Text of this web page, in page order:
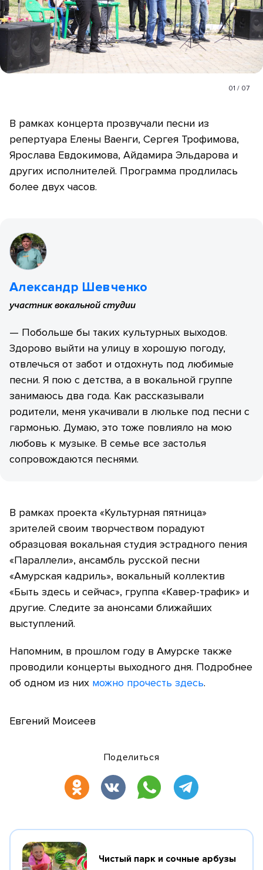
01 / 07
В рамках концерта прозвучали песни из
репертуара Елены Ваенги, Сергея Трофимова,
Ярослава Евдокимова, Айдамира Эльдарова и
других исполнителей. Программа продлилась
более двух часов.
Александр Шевченко
участник вокальной студии
— Побольше бы таких культурных выходов.
Здорово выйти на улицу в хорошую погоду,
отвлечься от забот и отдохнуть под любимые
песни. Я пою с детства, а в вокальной группе
занимаюсь два года. Как рассказывали
родители, меня укачивали в люльке под песни с
гармонью. Думаю, это тоже повлияло на мою
любовь к музыке. В семье все застолья
сопровождаются песнями.
В рамках проекта «Культурная пятница»
зрителей своим творчеством порадуют
образцовая вокальная студия эстрадного пения
«Параллели», ансамбль русской песни
«Амурская кадриль», вокальный коллектив
«Быть здесь и сейчас», группа «Кавер-трафик» и
другие. Следите за анонсами ближайших
выступлений.
Напомним, в прошлом году в Амурске также
проводили концерты выходного дня. Подробнее
об одном из них можно прочесть здесь.
Евгений Моисеев
Поделиться
Чистый парк и сочные арбузы